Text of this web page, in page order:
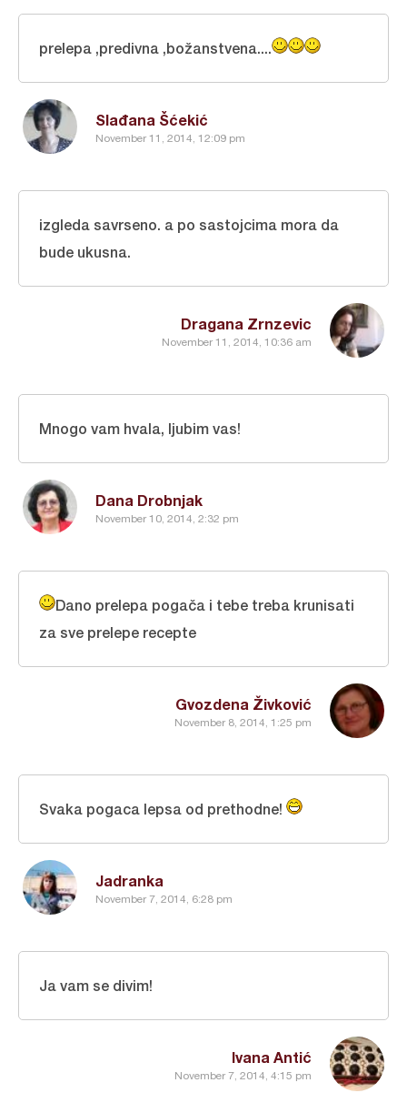
Slađana Šćekić
November 11, 2014, 12:09 pm
prelepa ,predivna ,božanstvena....
Dragana Zrnzevic
November 11, 2014, 10:36 am
izgleda savrseno. a po sastojcima mora da
bude ukusna.
Dana Drobnjak
November 10, 2014, 2:32 pm
Mnogo vam hvala, ljubim vas!
Gvozdena Živković
November 8, 2014, 1:25 pm
Dano prelepa pogača i tebe treba krunisati
za sve prelepe recepte
Jadranka
November 7, 2014, 6:28 pm
Svaka pogaca lepsa od prethodne!
Ivana Antić
November 7, 2014, 4:15 pm
Ja vam se divim!